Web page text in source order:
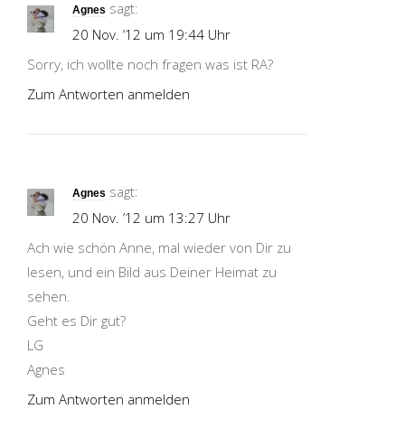
Agnes sagt:
20 Nov. ’12 um 19:44 Uhr
Sorry, ich wollte noch fragen was ist RA?
Zum Antworten anmelden
Agnes sagt:
20 Nov. ’12 um 13:27 Uhr
Ach wie schön Anne, mal wieder von Dir zu
lesen, und ein Bild aus Deiner Heimat zu
sehen.
Geht es Dir gut?
LG
Agnes
Zum Antworten anmelden